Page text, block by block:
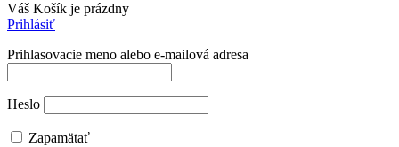
Váš Košík je prázdny
Prihlásiť
Prihlasovacie meno alebo e-mailová adresa
Heslo
Zapamätať